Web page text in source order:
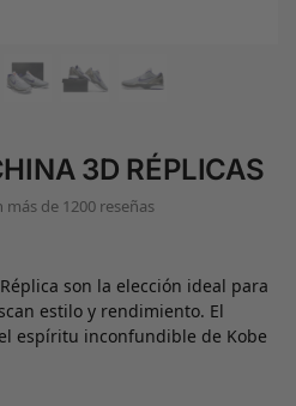
3D RÉPLICAS
más de 1200 reseñas
son la elección ideal para
estilo y rendimiento. El
espíritu inconfundible de Kobe